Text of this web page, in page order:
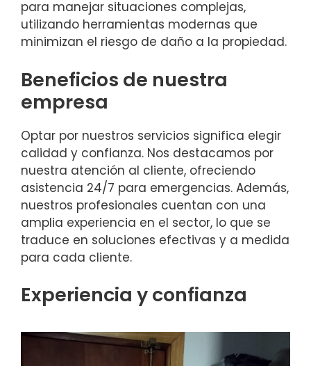
para manejar situaciones complejas,
utilizando herramientas modernas que
minimizan el riesgo de daño a la propiedad.
Beneficios de nuestra
empresa
Optar por nuestros servicios significa elegir
calidad y confianza. Nos destacamos por
nuestra atención al cliente, ofreciendo
asistencia 24/7 para emergencias. Además,
nuestros profesionales cuentan con una
amplia experiencia en el sector, lo que se
traduce en soluciones efectivas y a medida
para cada cliente.
Experiencia y confianza